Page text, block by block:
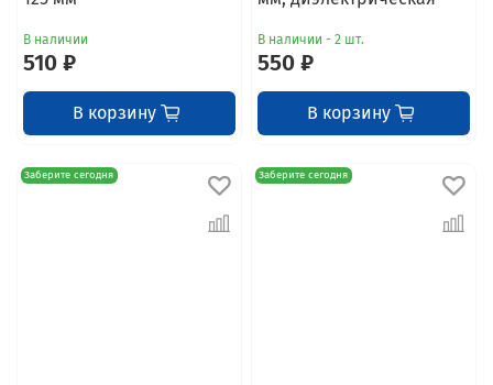
В наличии
510 ₽
В корзину
В наличии - 2 шт.
550 ₽
В корзину
Заберите сегодня Заберите сегодня